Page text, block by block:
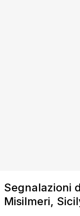
Segnalazioni
Misilmeri,